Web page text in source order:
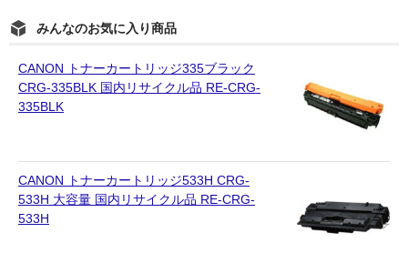
みんなのお気に入り商品
CANON トナーカートリッジ335ブラック
CRG-335BLK 国内リサイクル品 RE-CRG-
335BLK
CANON トナーカートリッジ533H CRG-
533H 大容量 国内リサイクル品 RE-CRG-
533H